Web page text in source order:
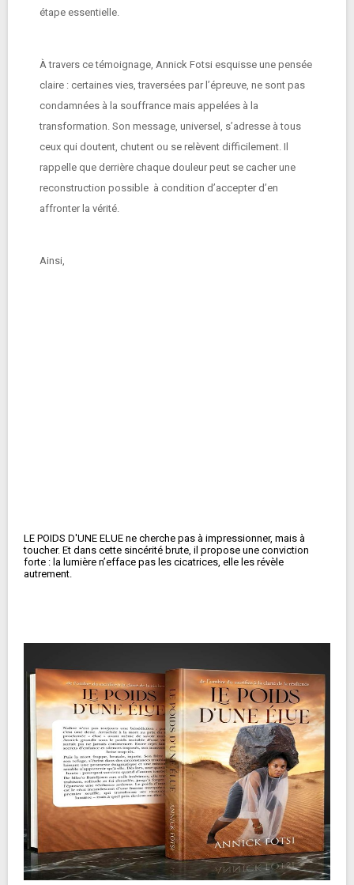
étape essentielle.
À travers ce témoignage, Annick Fotsi esquisse une pensée
claire : certaines vies, traversées par l’épreuve, ne sont pas
condamnées à la souffrance mais appelées à la
transformation. Son message, universel, s’adresse à tous
ceux qui doutent, chutent ou se relèvent difficilement. Il
rappelle que derrière chaque douleur peut se cacher une
reconstruction possible à condition d’accepter d’en
affronter la vérité.
Ainsi,
LE POIDS D'UNE ELUE ne cherche pas à impressionner, mais à
toucher. Et dans cette sincérité brute, il propose une conviction
forte : la lumière n’efface pas les cicatrices, elle les révèle
autrement.